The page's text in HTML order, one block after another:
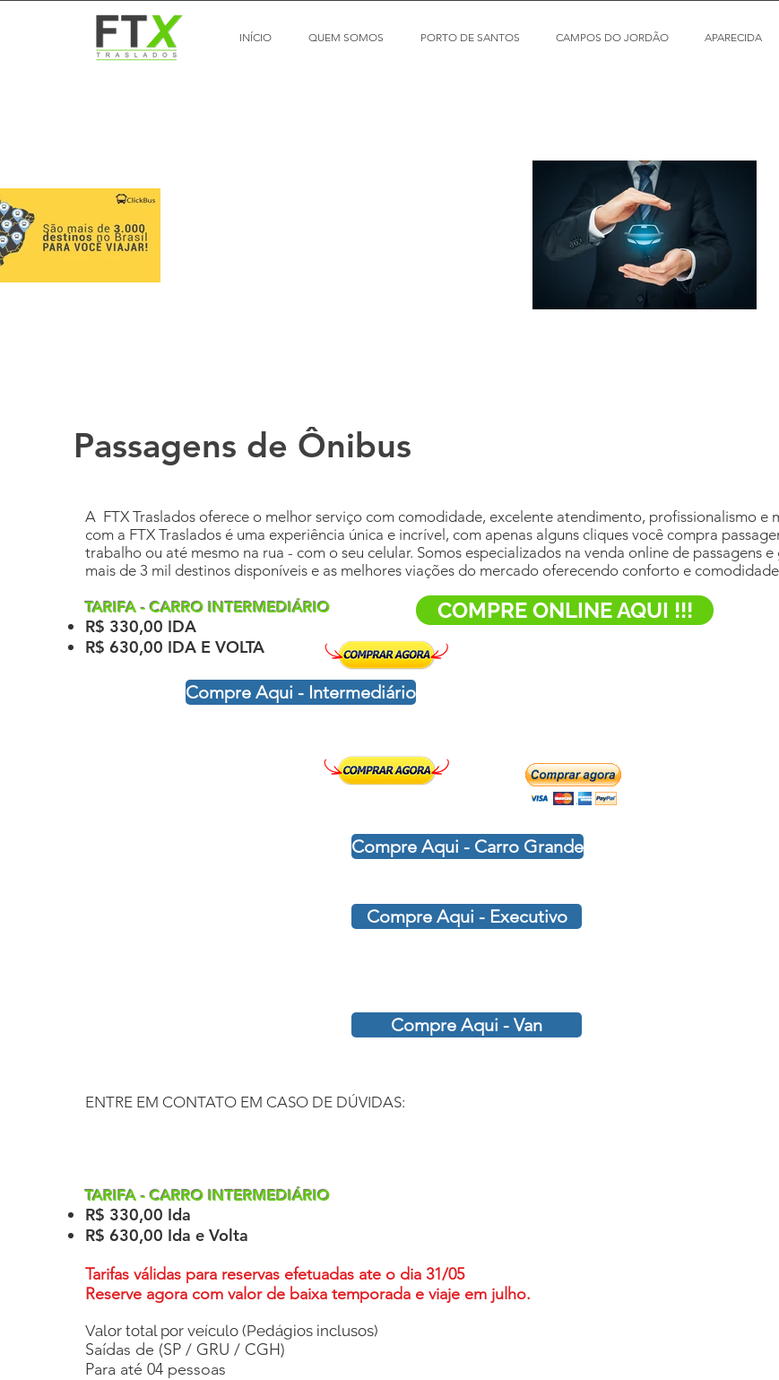
INÍCIO QUEM SOMOS PORTO DE SANTOS CAMPOS DO JORDÃO APARECIDA
Passagens de Ônibus
A FTX Traslados oferece o melhor serviço com comodidade, excelente atendimento, profissionalismo
com a FTX Traslados é uma experiência única e incrível, com apenas alguns cliques você compra
trabalho ou até mesmo na rua - com o seu celular. Somos especializados na venda online de passagens
mais de 3 mil destinos disponíveis e as melhores viações do mercado oferecendo conforto e
TARIFA - CARRO INTERMEDIÁRIO
R$ 330,00 IDA
R$ 630,00 IDA E VOLTA
ENTRE EM CONTATO EM CASO DE DÚVIDAS:
TARIFA - CARRO INTERMEDIÁRIO
R$ 330,00 Ida
R$ 630,00 Ida e Volta
Tarifas válidas para reservas efetuadas ate o dia 31/05
Reserve agora com valor de baixa temporada e viaje em julho.
Valor total por veículo (Pedágios inclusos)
Saídas de (SP / GRU / CGH)
Para até 04 pessoas
COMPRE ONLINE AQUI !!!
Compre Aqui - Intermediário
Compre Aqui - Carro Grande
Compre Aqui - Executivo
Compre Aqui - Van